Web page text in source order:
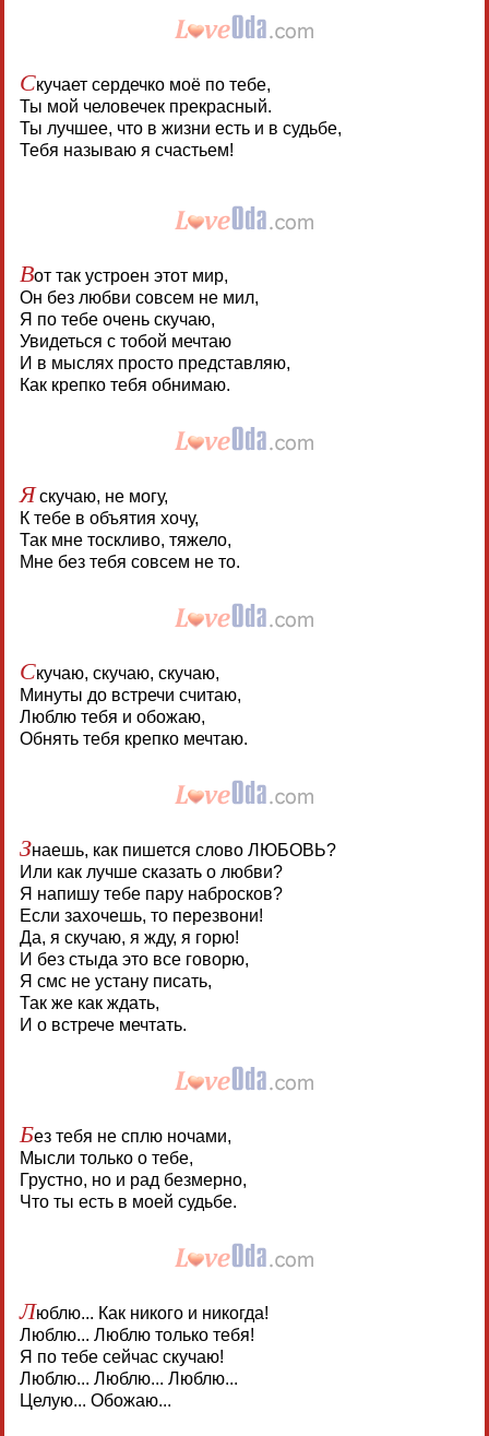
Скучает сердечко моё по тебе,
Ты мой человечек прекрасный.
Ты лучшее, что в жизни есть и в судьбе,
Тебя называю я счастьем!
Вот так устроен этот мир,
Он без любви совсем не мил,
Я по тебе очень скучаю,
Увидеться с тобой мечтаю
И в мыслях просто представляю,
Как крепко тебя обнимаю.
Яскучаю, не могу,
К тебе в объятия хочу,
Так мне тоскливо, тяжело,
Мне без тебя совсем не то.
Скучаю, скучаю, скучаю,
Минуты до встречи считаю,
Люблю тебя и обожаю,
Обнять тебя крепко мечтаю.
Знаешь, как пишется слово ЛЮБОВЬ?
Или как лучше сказать о любви?
Я напишу тебе пару набросков?
Если захочешь, то перезвони!
Да, я скучаю, я жду, я горю!
И без стыда это все говорю,
Я смс не устану писать,
Так же как ждать,
И о встрече мечтать.
Без тебя не сплю ночами,
Мысли только о тебе,
Грустно, но и рад безмерно,
Что ты есть в моей судьбе.
Люблю... Как никого и никогда!
Люблю... Люблю только тебя!
Я по тебе сейчас скучаю!
Люблю... Люблю... Люблю...
Целую... Обожаю...